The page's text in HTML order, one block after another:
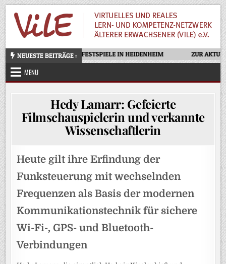
Skip
to
content
NEUESTE BEITRÄGE :
OTELLO – OPERNFESTSPIELE IN HEIDENHEIM ZUR
MENU
Hedy Lamarr: Gefeierte
Filmschauspielerin und verkannte
Wissenschaftlerin
Heute gilt ihre Erfindung der
Funksteuerung mit wechselnden
Frequenzen als Basis der modernen
Kommunikationstechnik für sichere
Wi-Fi-, GPS- und Bluetooth-
Verbindungen